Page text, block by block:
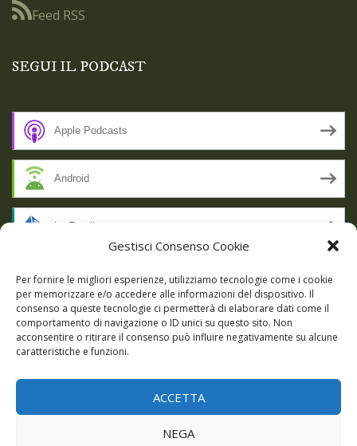
Gestisci Consenso Cookie
Per fornire le migliori esperienze, utilizziamo tecnologie come i cookie
per memorizzare e/o accedere alle informazioni del dispositivo. Il
consenso a queste tecnologie ci permetterà di elaborare dati come il
comportamento di navigazione o ID unici su questo sito. Non
acconsentire o ritirare il consenso può influire negativamente su alcune
caratteristiche e funzioni.
ACCETTA
NEGA
Feed RSS
SEGUI IL PODCAST
Apple Podcasts
Android
by Email
RSS
SSL SECURE
|Theme: